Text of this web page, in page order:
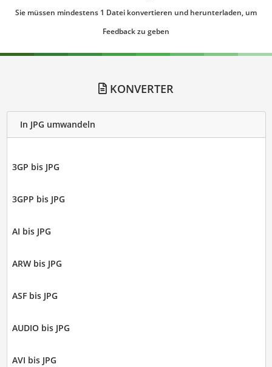
Sie müssen mindestens 1 Datei konvertieren und herunterladen, um
Feedback zu geben
KONVERTER
In JPG umwandeln
3GP bis JPG
3GPP bis JPG
AI bis JPG
ARW bis JPG
ASF bis JPG
AUDIO bis JPG
AVI bis JPG